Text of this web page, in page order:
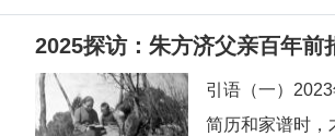
2025探访：朱方济父亲百年前
校友怀念恩师
引语（一）
简历和家谱时，